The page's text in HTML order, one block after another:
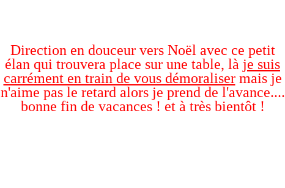
Direction en douceur vers Noël avec ce petit
élan qui trouvera place sur une table, là je suis
carrément en train de vous démoralisermais je
n'aime pas le retard alors je prend de l'avance....
bonne fin de vacances ! et à très bientôt !